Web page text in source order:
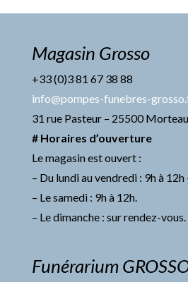
Magasin Grosso
+33 (0)3 81 67 38 88
info@pompes-funebres-
31 rue Pasteur – 25500 Morteau
# Horaires d’ouverture
Le magasin est ouvert :
– Du lundi au vendredi : 9h à 12h
– Le samedi : 9h à 12h.
– Le dimanche : sur rendez-vous.
Funérarium